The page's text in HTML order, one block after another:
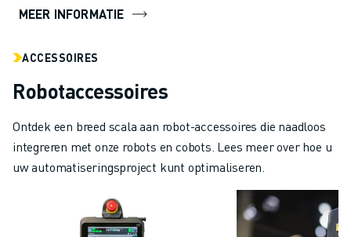
MEER INFORMATIE
ACCESSOIRES
Robotaccessoires
Ontdek een breed scala aan robot-accessoires die naadloos
integreren met onze robots en cobots. Lees meer over hoe u
uw automatiseringsproject kunt optimaliseren.